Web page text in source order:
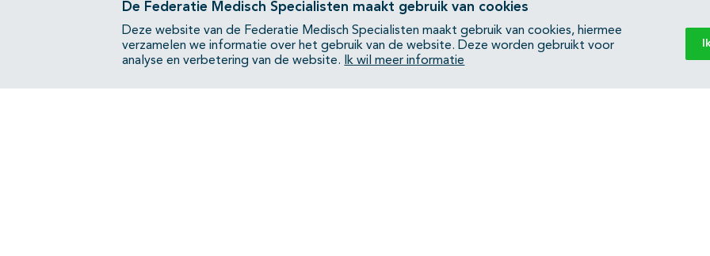
De Federatie Medisch Specialisten maakt gebruik van cookies
Deze website van de Federatie Medisch Specialisten maakt gebruik van cookies, hiermee
verzamelen we informatie over het gebruik van de website. Deze worden gebruikt voor
analyse en verbetering van de website.
Ik wil meer informatie